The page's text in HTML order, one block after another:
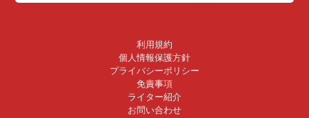
利用規約
個人情報保護方針
プライバシーポリシー
免責事項
ライター紹介
お問い合わせ